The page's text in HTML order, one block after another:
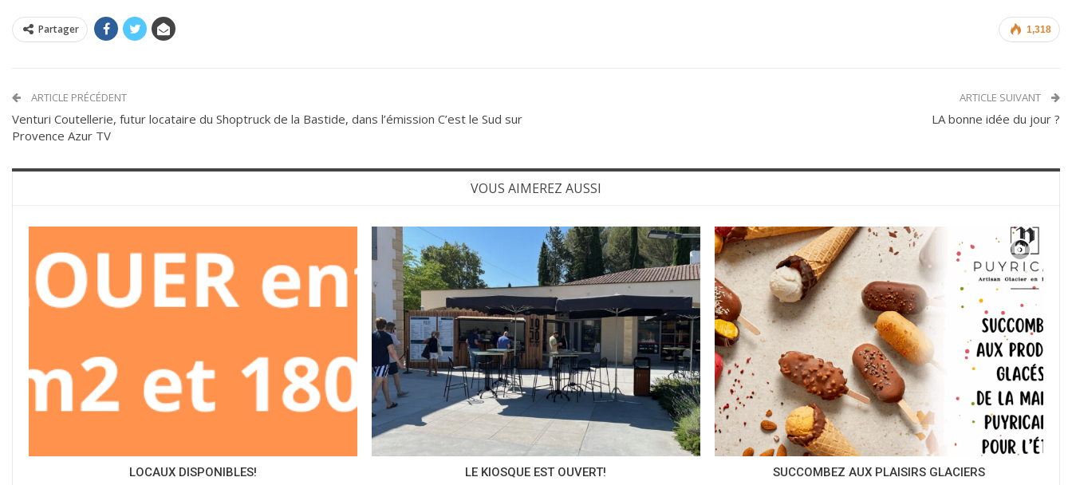
1,318
Partager
ARTICLE PRÉCÉDENT
Venturi Coutellerie, futur locataire du Shoptruck de la Bastide, dans l’émission C’est le Sud sur
Provence Azur TV
ARTICLE SUIVANT
LA bonne idée du jour ?
VOUS AIMEREZ AUSSI
LOCAUX DISPONIBLES! LE KIOSQUE EST OUVERT! SUCCOMBEZ AUX PLAISIRS GLACIERS